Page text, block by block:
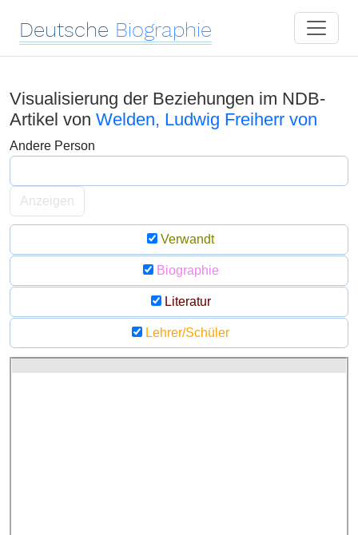
Deutsche Biographie
Visualisierung der Beziehungen im NDB-
Artikel von Welden, Ludwig Freiherr von
Andere Person
Anzeigen
Verwandt
Biographie
Literatur
Lehrer/Schüler